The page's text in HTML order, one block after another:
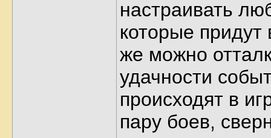
настраивать
которые придут
же можно
удачности
происходят в
пару боев,